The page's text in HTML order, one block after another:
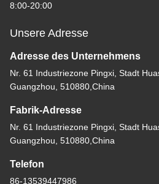
8:00-20:00
Unsere Adresse
Adresse des Unternehmens
Nr. 61 Industriezone Pingxi, Stadt
Guangzhou, 510880,China
Fabrik-Adresse
Nr. 61 Industriezone Pingxi, Stadt
Guangzhou, 510880,China
Telefon
86-13539447986